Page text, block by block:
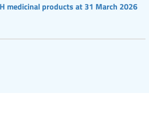
medicinal products at 31 March 2026